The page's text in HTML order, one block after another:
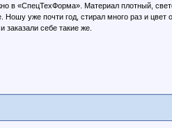
в «СпецТехФорма». Материал плотный,
Ношу уже почти год, стирал много раз и цвет
заказали себе такие же.